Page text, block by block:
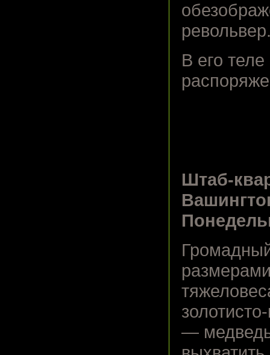
В его
Штаб-
— медведь